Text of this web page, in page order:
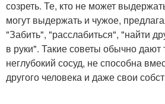
созреть. Те, кто не может
могут выдержать и чужое,
"Забить", "расслабиться", "найти
в руки". Такие советы обычно дают
неглубокий сосуд, не способна
другого человека и даже свои